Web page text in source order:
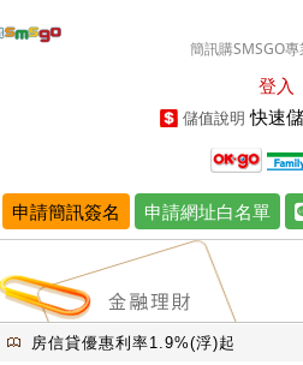
簡訊購SMSGO
登入
儲值說明 快速
申請簡訊簽名 申請網址白名單
房信貸優惠利率1.9%(浮)起